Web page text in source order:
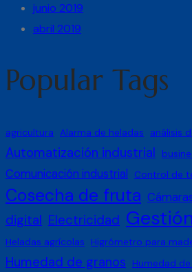
junio 2019
abril 2019
Popular Tags
agricultura Alarma de heladas análisis
Automatización industrial
Comunicación industrial
Control de
Cosecha de fruta
digital Electricidad
Heladas agrícolas Higrómetro para
Humedad de granos
Humedad